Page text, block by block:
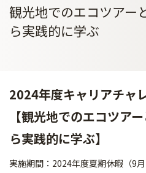
観光地でのエコツアー
ら実践的に学ぶ
2024年度キャリアチャ
【観光地でのエコツア
ら実践的に学ぶ】
実施期間：2024年度夏期休暇（9月